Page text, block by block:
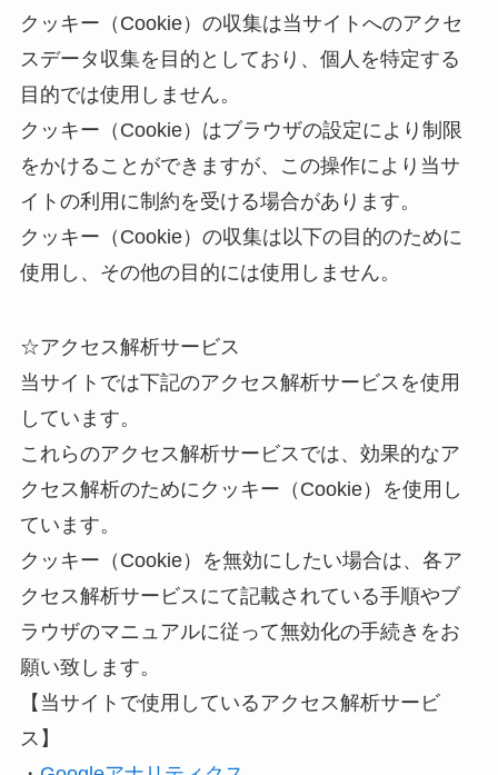
クッキー（Cookie）の収集は当サイトへのアクセ
スデータ収集を目的としており、個人を特定する
目的では使用しません。
クッキー（Cookie）はブラウザの設定により制限
をかけることができますが、この操作により当サ
イトの利用に制約を受ける場合があります。
クッキー（Cookie）の収集は以下の目的のために
使用し、その他の目的には使用しません。
☆アクセス解析サービス
当サイトでは下記のアクセス解析サービスを使用
しています。
これらのアクセス解析サービスでは、効果的なア
クセス解析のためにクッキー（Cookie）を使用し
ています。
クッキー（Cookie）を無効にしたい場合は、各ア
クセス解析サービスにて記載されている手順やブ
ラウザのマニュアルに従って無効化の手続きをお
願い致します。
【当サイトで使用しているアクセス解析サービ
ス】